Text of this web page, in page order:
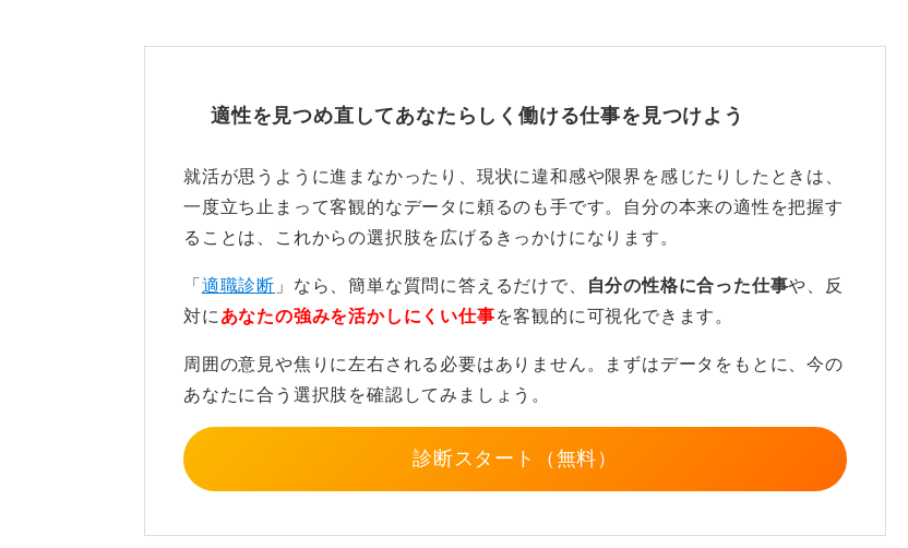
もちろん、それだけでやばい会社かどうか判断はできません。実際に面接が始ま
たとえば、終始腕や脚を組んでいる、イライラしていそうな態度を取っている、
見られたら「やばい企業」かもしれません。
面接時以外からも多角的に情報を集めることが後悔のない会社選びの
コツ
囲気を反映している場合があると感じています。
に、聞いていたのとは異なる回答をされた場合は要注意です。特に、給与が低す
ぎるのはもちろんのこと、高すぎるのも何か裏があるかもしれません。また、こ
いと思います。
適性を見つめ直してあなたらしく働ける仕事を見つけよう
就活が思うように進まなかったり、現状に違和感や限界を感じたりしたときは、
一度立ち止まって客観的なデータに頼るのも手です。自分の本来の適性を把握す
ることは、これからの選択肢を広げるきっかけになります。
「 適職診断 」なら、簡単な質問に答えるだけで、 自分の性格に合った仕事や、反
対に あなたの強みを活かしにくい仕事を客観的に可視化できます。
周囲の意見や焦りに左右される必要はありません。まずはデータをもとに、今の
あなたに合う選択肢を確認してみましょう。
診断スタート（無料）